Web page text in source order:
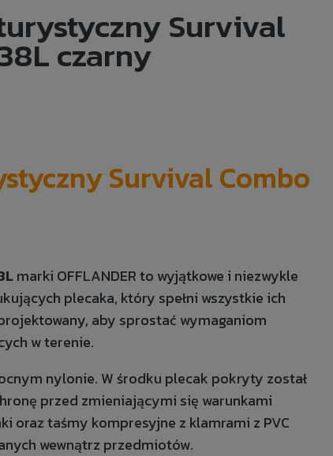
Survival
czarny
Survival Combo
marki OFFLANDER to wyjątkowe i niezwykle
plecaka, który spełni wszystkie ich
aby sprostać wymaganiom
w terenie.
nylonie. W środku plecak pokryty został
przed zmieniającymi się warunkami
oraz taśmy kompresyjne z klamrami z PVC
wewnątrz przedmiotów.